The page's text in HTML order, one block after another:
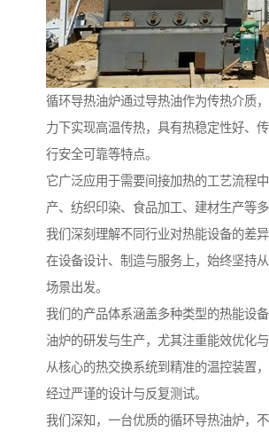
循环导热油炉通过导热油作为传热介质
力下实现高温传热，具有热稳定性好、
行安全可靠等特点。
它广泛应用于需要间接加热的工艺流程
产、纺织印染、食品加工、建材生产等多
我们深刻理解不同行业对热能设备的差
在设备设计、制造与服务上，始终坚持
场景出发。
我们的产品体系涵盖多种类型的热能设
油炉的研发与生产，尤其注重能效优化与
从核心的热交换系统到精准的温控装置
经过严谨的设计与反复测试。
我们深知，一台优质的循环导热油炉，